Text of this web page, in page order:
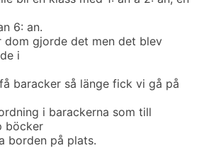
6: an.
gjorde det men det blev
i
baracker så länge fick vi gå på
i barackerna som till
böcker
borden på plats.